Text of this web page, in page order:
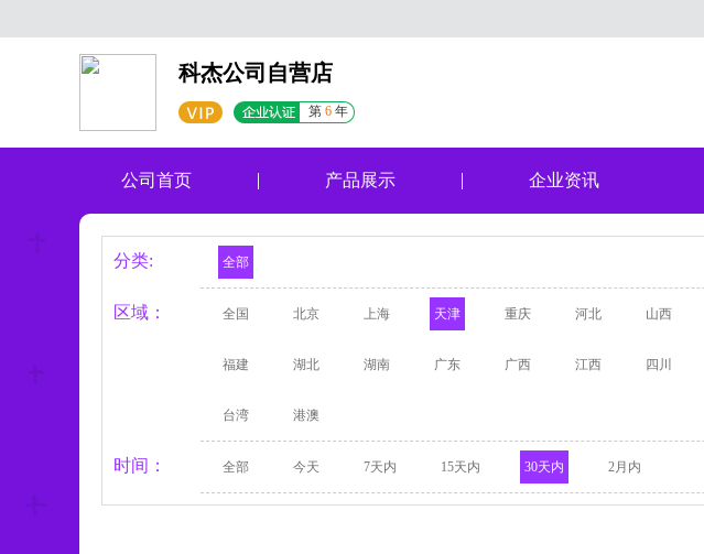
科杰公司自营店
第 6 年
公司首页 产品展示 企业资讯
分类: 全部
区域： 全国 北京 上海 天津 重庆 河北 山西
福建 湖北 湖南 广东 广西 江西 四川
台湾 港澳
时间： 全部 今天 7天内 15天内 30天内 2月内